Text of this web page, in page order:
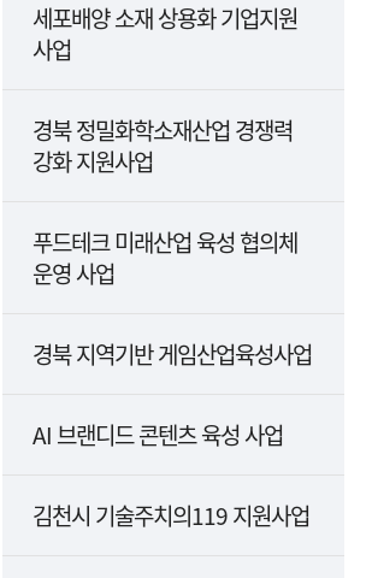
세포배양 소재 상용화 기업지원
사업
경북 정밀화학소재산업 경쟁력
강화 지원사업
푸드테크 미래산업 육성 협의체
운영 사업
경북 지역기반 게임산업육성사업
AI 브랜디드 콘텐츠 육성 사업
김천시 기술주치의119 지원사업